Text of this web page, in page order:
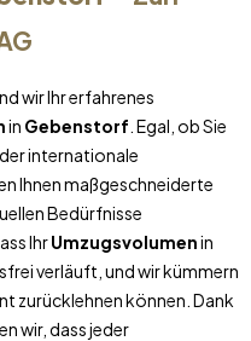
wir Ihr erfahrenes
in Gebenstorf . Egal, ob Sie
internationale
Ihnen maßgeschneiderte
Bedürfnisse
IhrUmzugsvolumenin
verläuft, und wir kümmern
zurücklehnen können. Dank
wir, dass jeder